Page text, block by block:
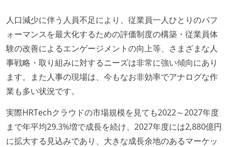
人口減少に伴う人員不足により、従業員一人ひとりのパフ
ォーマンスを最大化するための評価制度の構築・従業員体
験の改善によるエンゲージメントの向上等、さまざまな人
事戦略・取り組みに対するニーズは非常に強い傾向にあり
ます。また人事の現場は、今もなお非効率でアナログな作
業も多い状況です。
実際HRTechクラウドの市場規模を見ても2022～2027年度
まで年平均29.3%増で成長を続け、2027年度には2,880億円
に拡大する見込みであり、大きな成長余地のあるマーケッ